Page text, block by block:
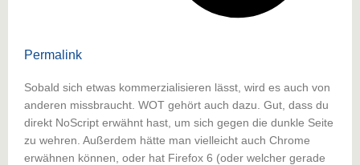
Permalink
Sobald sich etwas kommerzialisieren lässt, wird es auch von
anderen missbraucht. WOT gehört auch dazu. Gut, dass du
direkt NoScript erwähnt hast, um sich gegen die dunkle Seite
zu wehren. Außerdem hätte man vielleicht auch Chrome
erwähnen können, oder hat Firefox 6 (oder welcher gerade